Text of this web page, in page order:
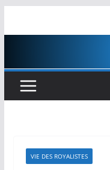
VIE DES ROYALISTES